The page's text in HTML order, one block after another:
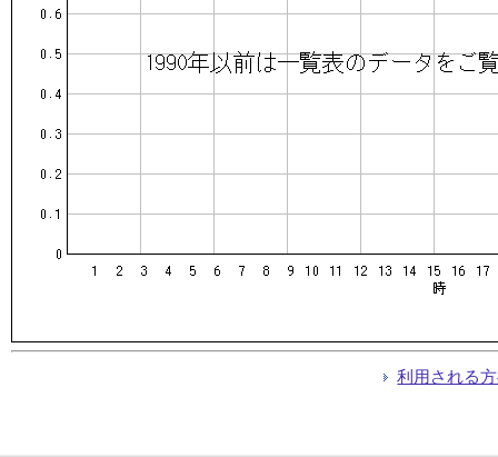
利用される